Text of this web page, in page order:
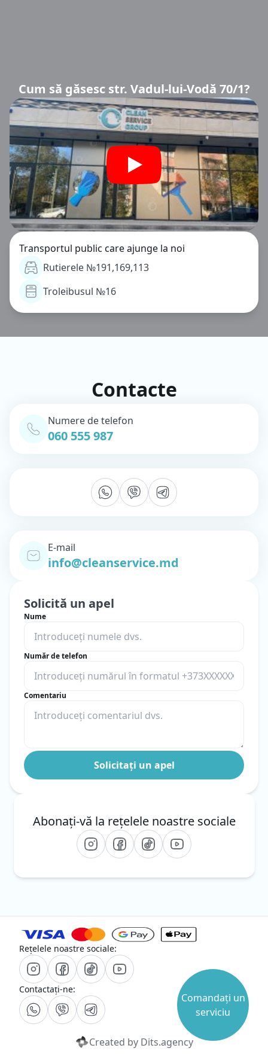
Comandați un
serviciu
Cum să găsesc str. Vadul-lui-Vodă 70/1?
Transportul public care ajunge la noi
Rutierele №191,169,113
Troleibusul №16
Contacte
Numere de telefon
060 555 987
E-mail
info@cleanservice.md
Solicită un apel
Nume
Număr de telefon
Comentariu
Abonați-vă la rețelele noastre sociale
Rețelele noastre sociale:
Contactați-ne:
Created by Dits.agency